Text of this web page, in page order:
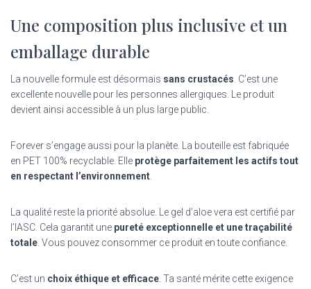
Une composition plus inclusive et un
emballage durable
La nouvelle formule est désormais sans crustacés. C’est une
excellente nouvelle pour les personnes allergiques. Le produit
devient ainsi accessible à un plus large public.
Forever s’engage aussi pour la planète. La bouteille est fabriquée
en PET 100% recyclable. Elle protège parfaitement les actifs tout
en respectant l’environnement.
La qualité reste la priorité absolue. Le gel d’aloe vera est certifié par
l’IASC. Cela garantit une pureté exceptionnelle et une traçabilité
totale. Vous pouvez consommer ce produit en toute confiance.
C’est un choix éthique et efficace. Ta santé mérite cette exigence